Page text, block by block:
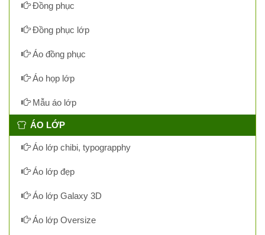
Đồng phục
Đồng phục lớp
Áo đồng phục
Áo họp lớp
Mẫu áo lớp
ÁO LỚP
Áo lớp chibi, typograpphy
Áo lớp đẹp
Áo lớp Galaxy 3D
Áo lớp Oversize